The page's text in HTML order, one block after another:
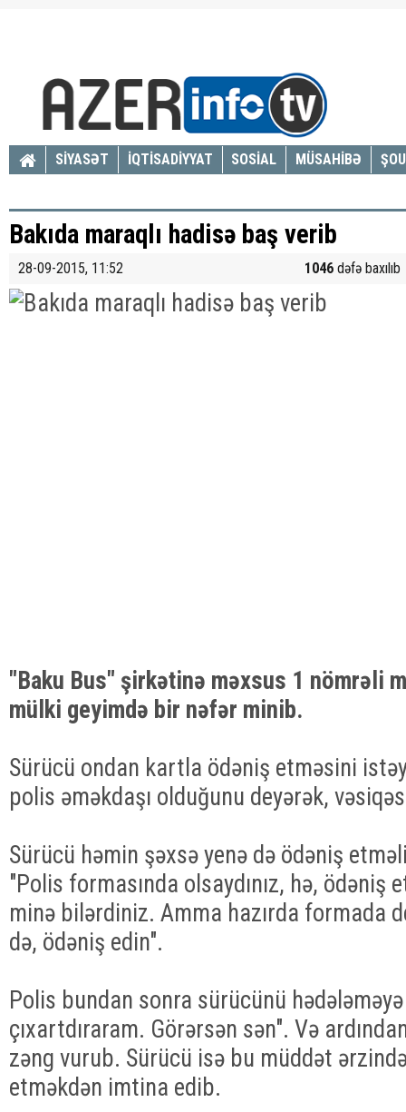
SİYASƏT İQTİSADİYYAT SOSİAL MÜSAHİBƏ
Bakıda maraqlı hadisə baş verib
28-09-2015, 11:52 1046 dəfə baxılıb
"Baku Bus" şirkətinə məxsus 1 nömrəli
mülki geyimdə bir nəfər minib.
Sürücü ondan kartla ödəniş etməsini
polis əməkdaşı olduğunu deyərək,
Sürücü həmin şəxsə yenə də ödəniş
"Polis formasında olsaydınız, hə, ödəniş
minə bilərdiniz. Amma hazırda formada
də, ödəniş edin".
Polis bundan sonra sürücünü
çıxartdıraram. Görərsən sən". Və
zəng vurub. Sürücü isə bu müddət
etməkdən imtina edib.